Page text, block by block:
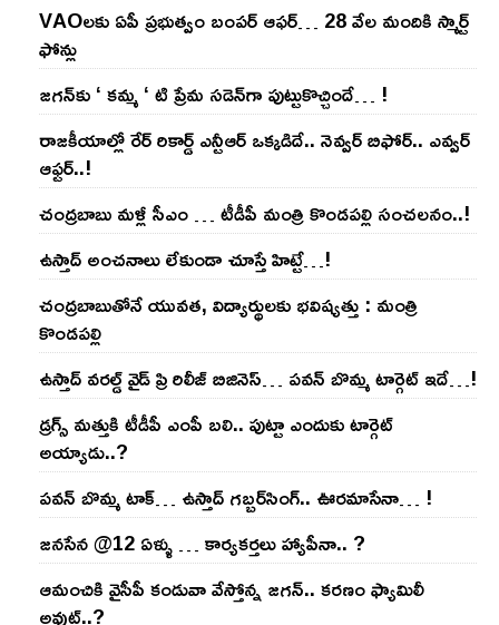
VAOల‌కు ఏపీ ప్ర‌భుత్వం బంప‌ర్ ఆఫ‌ర్‌… 28 వేల మందికి స్మార్ట్
ఫోన్లు
జ‌గ‌న్‌కు ‘ క‌మ్మ ‘ టి ప్రేమ స‌డెన్‌గా పుట్టుకొచ్చిందే… !
రాజ‌కీయాల్లో రేర్ రికార్డ్ ఎన్టీఆర్ ఒక్క‌డిదే.. నెవ్వ‌ర్ బిఫోర్‌.. ఎవ్వ‌ర్
ఆఫ్ట‌ర్‌..!
చంద్ర‌బాబు మ‌ళ్లీ సీఎం … టీడీపీ మంత్రి కొండ‌ప‌ల్లి సంచ‌ల‌నం..!
ఉస్తాద్ అంచ‌నాలు లేకుండా చూస్తే హిట్టే…!
చంద్ర‌బాబుతోనే యువ‌త‌, విద్యార్థుల‌కు భ‌విష్య‌త్తు : మంత్రి
కొండ‌ప‌ల్లి
ఉస్తాద్ వ‌ర‌ల్డ్ వైడ్ ప్రి రిలీజ్ బిజినెస్‌… ప‌వ‌న్ బొమ్మ టార్గెట్ ఇదే…!
డ్రగ్స్ మత్తుకి టీడీపీ ఎంపీ బలి.. పుట్టా ఎందుకు టార్గెట్
అయ్యాడు..?
ప‌వ‌న్ బొమ్మ టాక్‌… ఉస్తాద్ గ‌బ్బ‌ర్‌సింగ్‌.. ఊర‌మాసేనా… !
జనసేన @12 ఏళ్ళు … కార్యకర్తలు హ్యాపీనా.. ?
ఆమంచికి వైసీపీ కండువా వేస్తోన్న జ‌గ‌న్‌.. క‌ర‌ణం ఫ్యామిలీ
అవుట్‌..?